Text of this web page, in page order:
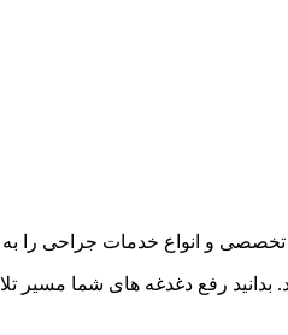
تخصصی و انواع خدمات جراحی را
بدانید رفع دغدغه های شما مسیر